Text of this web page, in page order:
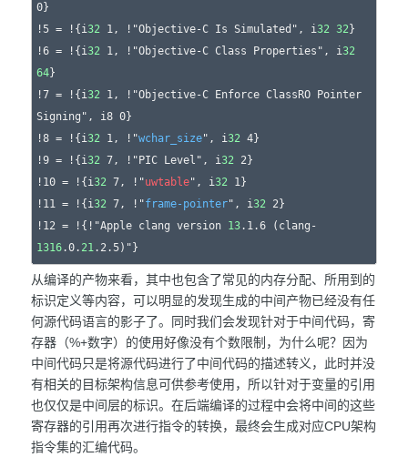
0}
!5 = !{i32 1, !"Objective-C Is Simulated", i32 32}
!6 = !{i32 1, !"Objective-C Class Properties", i32
64}
!7 = !{i32 1, !"Objective-C Enforce ClassRO Pointer
Signing", i8 0}
!8 = !{i32 1, !"wchar_size", i32 4}
!9 = !{i32 7, !"PIC Level", i32 2}
!10 = !{i32 7, !"uwtable", i32 1}
!11 = !{i32 7, !"frame-pointer", i32 2}
!12 = !{!"Apple clang version 13.1.6 (clang-
1316.0. 21
从编译的产物来看，其中也包含了常见的内存分配、所用到的
标识定义等内容，可以明显的发现生成的中间产物已经没有任
何源代码语言的影子了。同时我们会发现针对于中间代码，寄
存器（%+数字）的使用好像没有个数限制，为什么呢？因为
中间代码只是将源代码进行了中间代码的描述转义，此时并没
有相关的目标架构信息可供参考使用，所以针对于变量的引用
也仅仅是中间层的标识。在后端编译的过程中会将中间的这些
寄存器的引用再次进行指令的转换，最终会生成对应CPU架构
指令集的汇编代码。